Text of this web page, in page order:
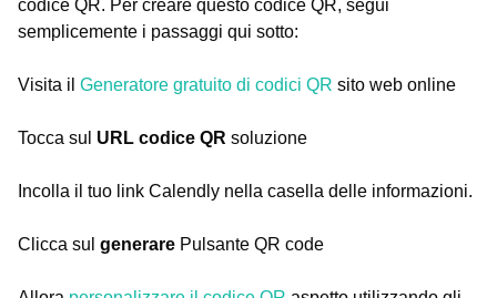
codice QR. Per creare questo codice QR, segui
semplicemente i passaggi qui sotto:
Visita il Generatore gratuito di codici QR sito web online
Tocca sul URL codice QR soluzione
Incolla il tuo link Calendly nella casella delle informazioni.
Clicca sul generare Pulsante QR code